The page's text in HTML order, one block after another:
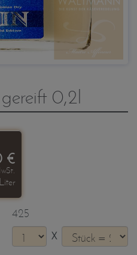
0,2l
€
425
X